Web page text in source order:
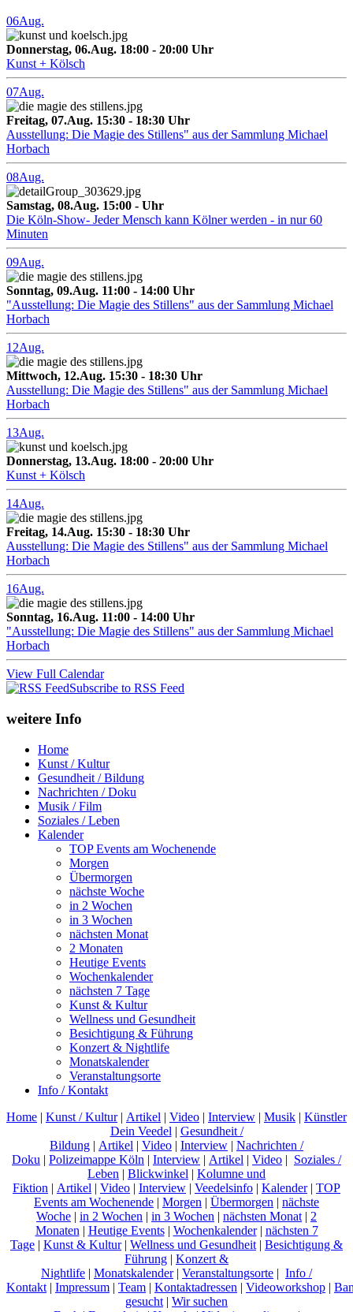
06Aug.
Donnerstag, 06.Aug. 18:00 - 20:00 Uhr
Kunst + Kölsch
07Aug.
Freitag, 07.Aug. 15:30 - 18:30 Uhr
Ausstellung: Die Magie des Stillens" aus der Sammlung Michael
Horbach
08Aug.
Samstag, 08.Aug. 15:00 - Uhr
Die Köln-Show- Jeder Mensch kann Kölner werden - in nur 60
Minuten
09Aug.
Sonntag, 09.Aug. 11:00 - 14:00 Uhr
"Ausstellung: Die Magie des Stillens" aus der Sammlung Michael
Horbach
12Aug.
Mittwoch, 12.Aug. 15:30 - 18:30 Uhr
Ausstellung: Die Magie des Stillens" aus der Sammlung Michael
Horbach
13Aug.
Donnerstag, 13.Aug. 18:00 - 20:00 Uhr
Kunst + Kölsch
14Aug.
Freitag, 14.Aug. 15:30 - 18:30 Uhr
Ausstellung: Die Magie des Stillens" aus der Sammlung Michael
Horbach
16Aug.
Sonntag, 16.Aug. 11:00 - 14:00 Uhr
"Ausstellung: Die Magie des Stillens" aus der Sammlung Michael
Horbach
View Full Calendar
Subscribe to RSS Feed
weitere Info
Home
Kunst / Kultur
Gesundheit / Bildung
Nachrichten / Doku
Musik / Film
Soziales / Leben
Kalender
TOP Events am Wochenende
Morgen
Übermorgen
nächste Woche
in 2 Wochen
in 3 Wochen
nächsten Monat
2 Monaten
Heutige Events
Wochenkalender
nächsten 7 Tage
Kunst & Kultur
Wellness und Gesundheit
Besichtigung & Führung
Konzert & Nightlife
Monatskalender
Veranstaltungsorte
Info / Kontakt
Home | Kunst / Kultur| Artikel | Video | Interview | Musik | Künstler
Dein Veedel | Gesundheit /
Bildung | Artikel | Video | Interview | Nachrichten /
Doku | Polizeimappe Köln | Interview | Artikel | Video | Soziales /
Leben | Blickwinkel | Kolumne und
Fiktion | Artikel | Video | Interview | Veedelsinfo | Kalender| TOP
Events am Wochenende | Morgen | Übermorgen | nächste
Woche | in 2 Wochen | in 3 Wochen | nächsten Monat | 2
Monaten | Heutige Events| Wochenkalender| nächsten 7
Tage | Kunst & Kultur| Wellness und Gesundheit | Besichtigung &
Führung | Konzert &
Nightlife | Monatskalender| Veranstaltungsorte | Info /
Kontakt | Impressum | Team | Kontaktadressen | Videoworkshop |
gesucht | Wir suchen